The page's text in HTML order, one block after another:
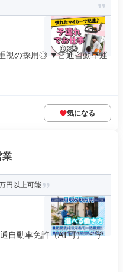
視の採用◎ ▼普通自動車運
気になる
業
円以上可能
自動車免許（AT可） ・学